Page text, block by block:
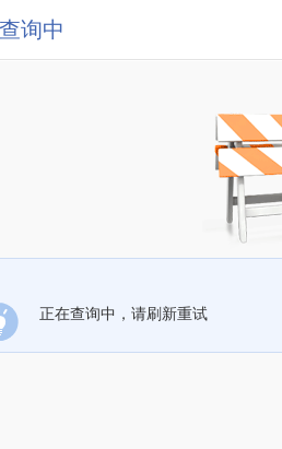
询中
正在查询中，请刷新重试